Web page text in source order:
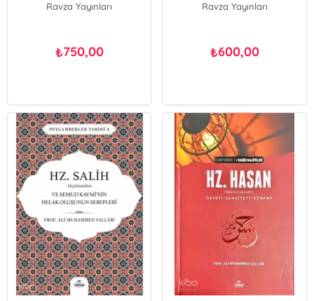
Ravza Yayınları
₺750,00
Ravza Yayınları
₺600,00